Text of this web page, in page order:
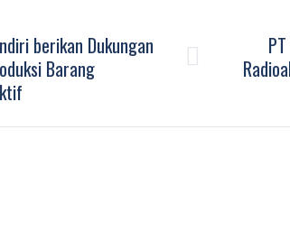
berikan Dukungan
Barang
Next